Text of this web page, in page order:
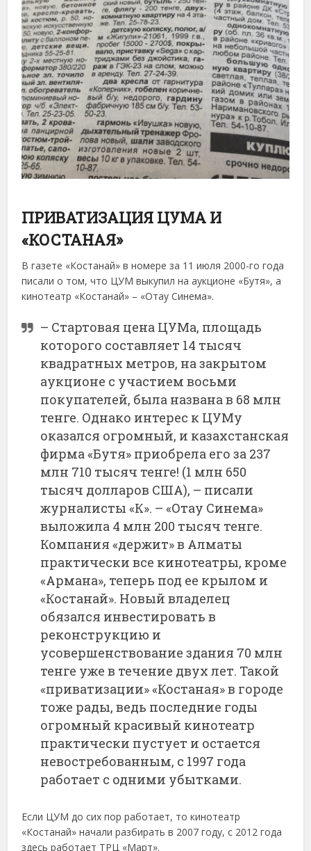
ПРИВАТИЗАЦИЯ ЦУМА И
«КОСТАНАЯ»
В газете «Костанай» в номере за 11 июля 2000-го года
писали о том, что ЦУМ выкупил на аукционе «Бутя», а
кинотеатр «Костанай» – «Отау Синема».
– Стартовая цена ЦУМа, площадь
которого составляет 14 тысяч
квадратных метров, на закрытом
аукционе с участием восьми
покупателей, была названа в 68 млн
тенге. Однако интерес к ЦУМу
оказался огромный, и казахстанская
фирма «Бутя» приобрела его за 237
млн 710 тысяч тенге! (1 млн 650
тысяч долларов США), – писали
журналисты «К». – «Отау Синема»
выложила 4 млн 200 тысяч тенге.
Компания «держит» в Алматы
практически все кинотеатры, кроме
«Армана», теперь под ее крылом и
«Костанай». Новый владелец
обязался инвестировать в
реконструкцию и
усовершенствование здания 70 млн
тенге уже в течение двух лет. Такой
«приватизации» «Костаная» в городе
тоже рады, ведь последние годы
огромный красивый кинотеатр
практически пустует и остается
невостребованным, с 1997 года
работает с одними убытками.
Если ЦУМ до сих пор работает, то кинотеатр
«Костанай» начали разбирать в 2007 году, с 2012 года
здесь работает ТРЦ «Март».